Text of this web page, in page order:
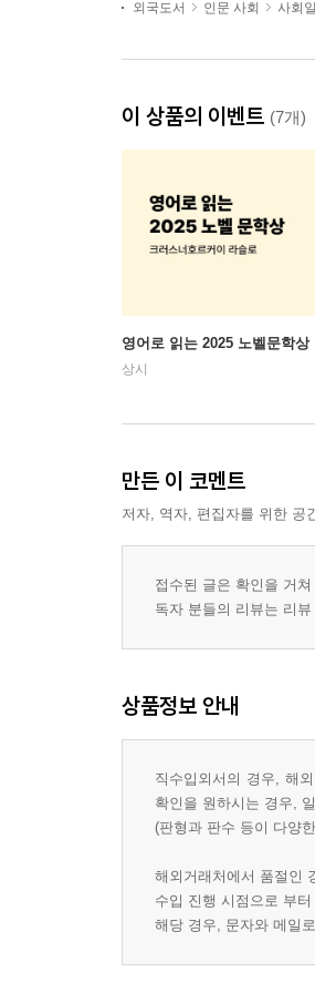
외국도서 인문 사회 사회
이 상품의 이벤트 (7개)
영어로 읽는 2025 노벨문학상
상시
만든 이 코멘트
저자, 역자, 편집자를 위한 공
접수된 글은 확인을 거
독자 분들의 리뷰는 리
상품정보 안내
직수입외서의 경우, 해
확인을 원하시는 경우,
(판형과 판수 등이 다양
해외거래처에서 품절인
수입 진행 시점으로 부
해당 경우, 문자와 메일